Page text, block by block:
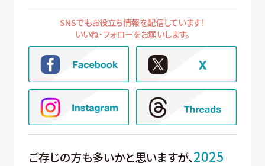
SNSでもお役立ち情報を配信しています！
いいね・フォローをお願いします。
ご存じの方も多いかと思いますが、2025